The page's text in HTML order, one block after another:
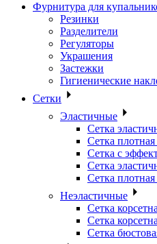
Фурнитура для
Резинки
Разделители
Регуляторы
Украшения
Застежки
Гигиенические
Сетки
Эластичные
Сетка
Сетка
Сетка с
Сетка
Сетка
Неэластичные
Сетка
Сетка
Сетка